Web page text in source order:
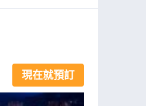
現在就預訂